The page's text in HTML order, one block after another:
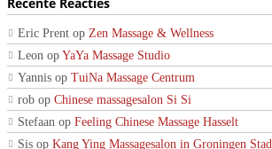
Eric Prent op Zen Massage & Wellness
Leon op YaYa Massage Studio
Yannis op TuiNa Massage Centrum
rob op Chinese massagesalon Si Si
Stefaan op Feeling Chinese Massage Hasselt
Sis op Kang Ying Massagesalon in Groningen Stad